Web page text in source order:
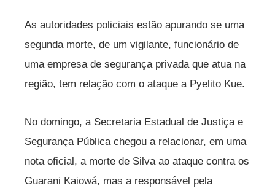
As autoridades policiais estão apurando se uma
segunda morte, de um vigilante, funcionário de
uma empresa de segurança privada que atua na
região, tem relação com o ataque a Pyelito Kue.
No domingo, a Secretaria Estadual de Justiça e
Segurança Pública chegou a relacionar, em uma
nota oficial, a morte de Silva ao ataque contra os
Guarani Kaiowá, mas a responsável pela